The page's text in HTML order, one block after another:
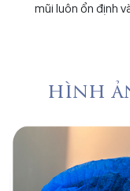
mũi luôn ổn định
hình